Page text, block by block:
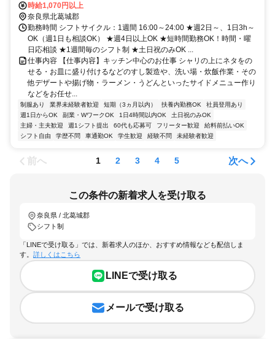
分、ＪＲ桜井線 高田（奈良県）東口徒歩約25分
時給1,070円以上
奈良県北葛城郡
勤務時間 シフトサイクル：1週間 16:00～24:00 ★週2日～、1日3h～
OK（週1日も相談OK） ★週4日以上OK ★短時間勤務OK！時間・曜
日応相談 ★1週間毎のシフト制 ★土日祝のみOK ...
仕事内容 【仕事内容】キッチン中心のお仕事 シャリの上にネタをの
せる・お皿に盛り付けるなどのすし製造や、洗い場・炊飯作業・その
他デザートや揚げ物・ラーメン・うどんといったサイドメニュー作り
などをお任せ...
制服あり 業界未経験者歓迎 短期（3ヵ月以内） 扶養内勤務OK
社員登用あり
週1日からOK
副業・WワークOK 1日4時間以内OK
土日祝のみOK
主婦・主夫歓迎
週1シフト提出 60代も応募可 フリーター歓迎
給料前払いOK
シフト自由
学歴不問 車通勤OK 学生歓迎 経験不問 未経験者歓迎
前へ 1 2 3 4 5 次へ
この条件の新着求人を受け取る
奈良県 / 北葛城郡
シフト制
「LINEで受け取る」では、新着求人のほか、おすすめ情報なども配信しま
す。 詳しくはこちら
LINEで受け取る
メールで受け取る